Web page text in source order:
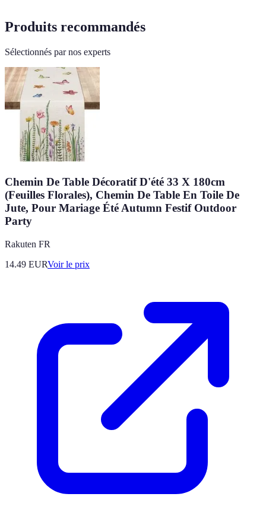
Produits recommandés
Sélectionnés par nos experts
Chemin De Table Décoratif D'été 33 X 180cm
(Feuilles Florales), Chemin De Table En Toile De
Jute, Pour Mariage Été Autumn Festif Outdoor
Party
Rakuten FR
14.49 EURVoir le prix